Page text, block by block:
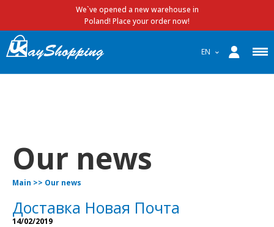
We`ve opened a new warehouse in
Poland! Place your order now!
EN
Our news
Main >> Our news
Доставка Новая Почта
14/02/2019